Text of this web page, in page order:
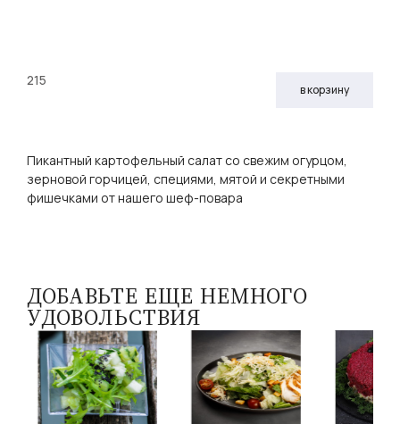
215
в корзину
Пикантный картофельный салат со свежим огурцом,
зерновой горчицей, специями, мятой и секретными
фишечками от нашего шеф-повара
ДОБАВЬТЕ ЕЩЕ НЕМНОГО
УДОВОЛЬСТВИЯ